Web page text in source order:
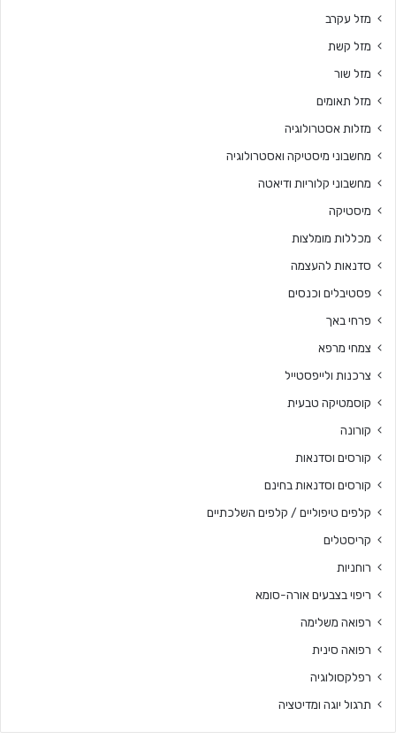
מזל עקרב
מזל קשת
מזל שור
מזל תאומים
מזלות אסטרולוגיה
מחשבוני מיסטיקה ואסטרולוגיה
מחשבוני קלוריות ודיאטה
מיסטיקה
מכללות מומלצות
סדנאות להעצמה
פסטיבלים וכנסים
פרחי באך
צמחי מרפא
צרכנות ולייפסטייל
קוסמטיקה טבעית
קורונה
קורסים וסדנאות
קורסים וסדנאות בחינם
קלפים טיפוליים / קלפים השלכתיים
קריסטלים
רוחניות
ריפוי בצבעים אורה-סומא
רפואה משלימה
רפואה סינית
רפלקסולוגיה
תרגול יוגה ומדיטציה